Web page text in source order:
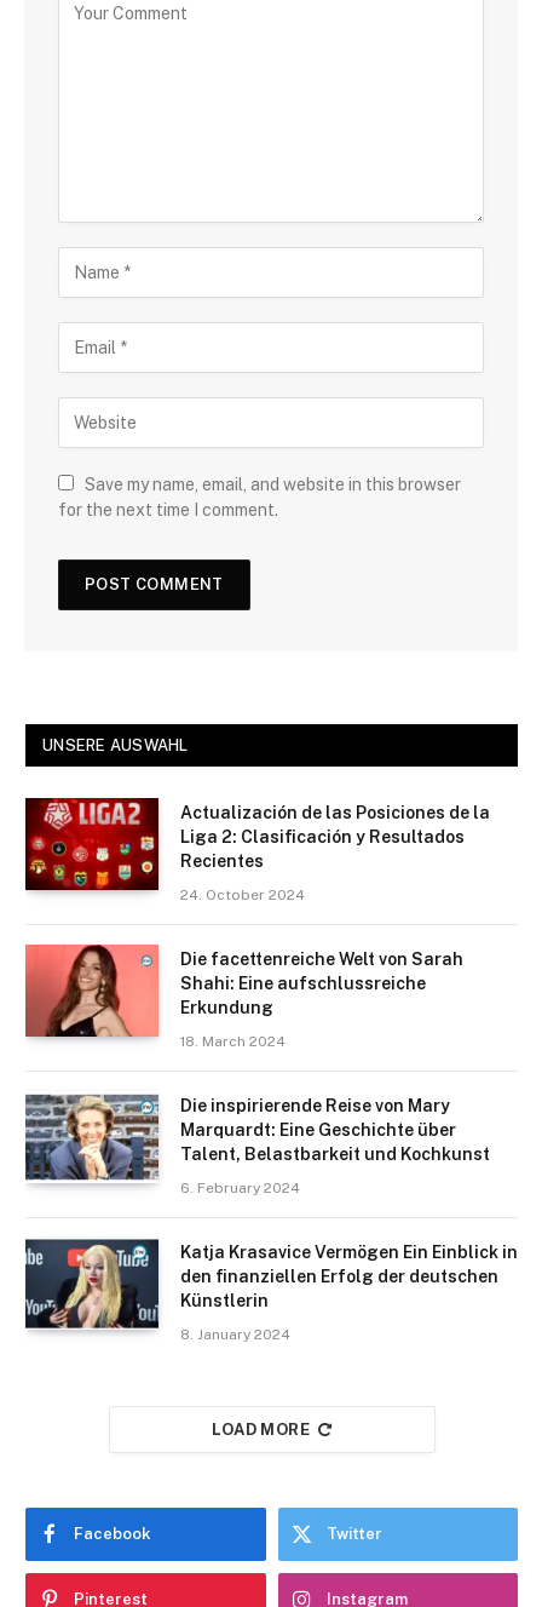
Save my name, email, and website in this browser
for the next time I comment.
UNSERE AUSWAHL
Actualización de las Posiciones de la
Liga 2: Clasificación y Resultados
Recientes
24. October 2024
Die facettenreiche Welt von Sarah
Shahi: Eine aufschlussreiche
Erkundung
18. March 2024
Die inspirierende Reise von Mary
Marquardt: Eine Geschichte über
Talent, Belastbarkeit und Kochkunst
6. February 2024
Katja Krasavice Vermögen Ein Einblick in
den finanziellen Erfolg der deutschen
Künstlerin
8. January 2024
LOAD MORE
Facebook Twitter
Pinterest Instagram